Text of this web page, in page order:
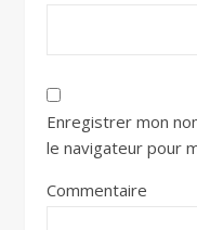
Enregistrer mon
le navigateur pour
Commentaire